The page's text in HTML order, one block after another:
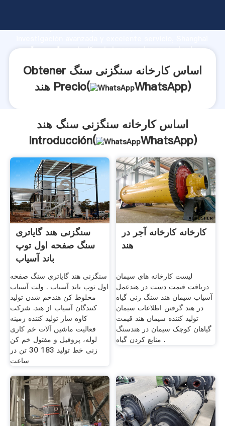
fuerte capacidad de producción, fuerza de
اساس کارخانه سنگزنی سنگ هند proveedor crea el valor y
Obtener اساس کارخانه سنگزنی سنگ
هند Precio(
WhatsApp)
اساس کارخانه سنگزنی سنگ هند
Introducción(
WhatsApp)
سنگزنی هند گایاتری
سنگ صفحه اول توپ
باند آسیاب
سنگزنی هند گایاتری سنگ صفحه
اول توپ باند آسیاب . ولت آسیاب
مخلوط کن هندخم شدن تولید
کنندگان آسیاب از هند. شرکت
کاوه ساز توليد کننده زمینه
فعالیت ماشین آلات خم کاری
لوله، پروفیل و مفتول خم کن
زنی خط تولید 183 30 تن در
ساعت
کارخانه کارخانه آجر در
هند
لیست کارخانه های سیمان
دریافت قیمت دست در هندعمل
آسیاب سیمان هند سنگ زنی گیاه
در هند گرفتن اطلاعات سیمان
تولید کننده سیمان هند قیمت
گیاهان کوچک سیمان در هندسنگ
منابع کردن گیاه .